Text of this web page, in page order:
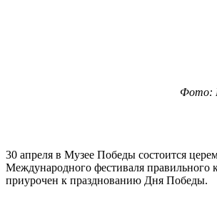
Фото:
30 апреля в Музее Победы состоится
Международного фестиваля
приурочен к празднованию Дня Победы.